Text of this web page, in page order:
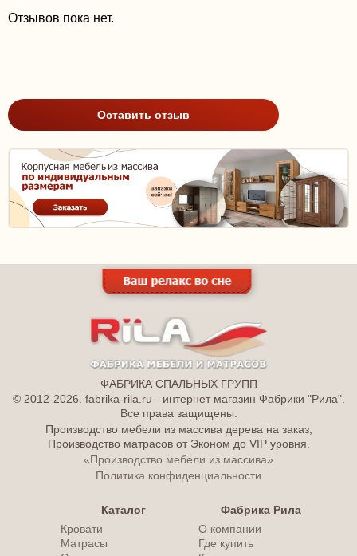
Отзывов пока нет.
Оставить отзыв
ФАБРИКА СПАЛЬНЫХ ГРУПП
© 2012-2026. fabrika-rila.ru - интернет магазин Фабрики "Рила".
Все права защищены.
Производство мебели из массива дерева на заказ;
Производство матрасов от Эконом до VIP уровня.
«Производство мебели из массива»
Политика конфиденциальности
Каталог
Кровати
Матрасы
Фабрика Рила
О компании
Где купить